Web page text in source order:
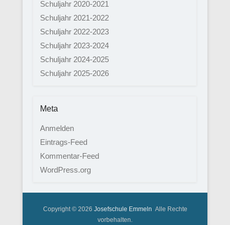
Schuljahr 2020-2021
Schuljahr 2021-2022
Schuljahr 2022-2023
Schuljahr 2023-2024
Schuljahr 2024-2025
Schuljahr 2025-2026
Meta
Anmelden
Eintrags-Feed
Kommentar-Feed
WordPress.org
Copyright © 2026 Josefschule Emmeln Alle Rechte
vorbehalten.